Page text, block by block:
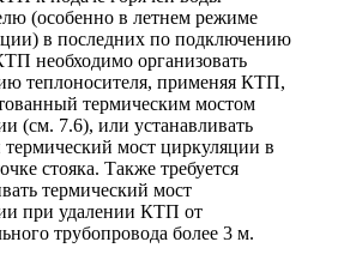
(особенно в летнем режиме
в последних по подключению
необходимо организовать
теплоносителя, применяя КТП,
термическим мостом
(см. 7.6), или устанавливать
мост циркуляции в
стояка. Также требуется
термический мост
при удалении КТП от
трубопровода более 3 м.